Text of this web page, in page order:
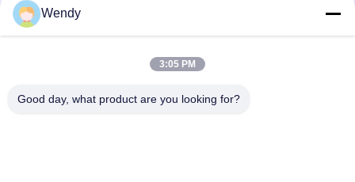
点検企業およびセクターで使用される赤ん坊のカートの車輪の
摩耗の試験機
手押車の歩行のマイレッジのベビーカーの試験機の摩損性試験
Wendy
3:05 PM
Good day, what product are you looking for?